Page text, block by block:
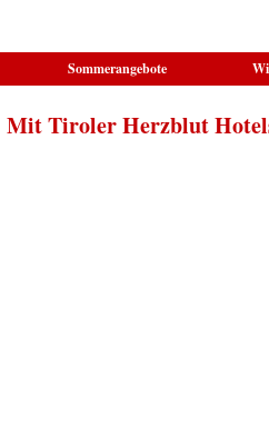
Sommerangebote
Mit Tiroler Herzblut